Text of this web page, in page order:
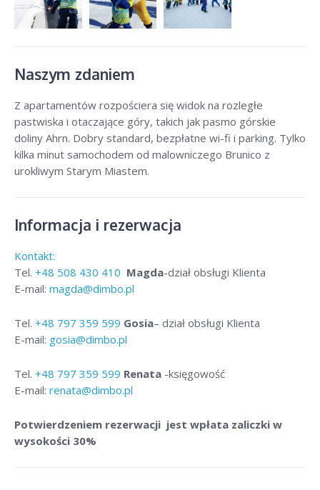
Naszym zdaniem
Z apartamentów rozpościera się widok na rozległe
pastwiska i otaczające góry, takich jak pasmo górskie
doliny Ahrn. Dobry standard, bezpłatne wi-fi i parking. Tylko
kilka minut samochodem od malowniczego Brunico z
urokliwym Starym Miastem.
Informacja i rezerwacja
Kontakt:
Tel. +48 508 430 410 Magda-dział obsługi Klienta
E-mail: magda@dimbo.pl
Tel. +48 797 359 599 Gosia– dział obsługi Klienta
E-mail: gosia@dimbo.pl
Tel. +48 797 359 599 Renata -księgowość
E-mail: renata@dimbo.pl
Potwierdzeniem rezerwacji jest wpłata zaliczki w
wysokości 30%